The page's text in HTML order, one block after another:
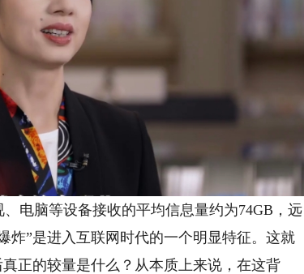
脑等设备接收的平均信息量约为74GB，远
炸”是进入互联网时代的一个明显特征。这就
正的较量是什么？从本质上来说，在这背